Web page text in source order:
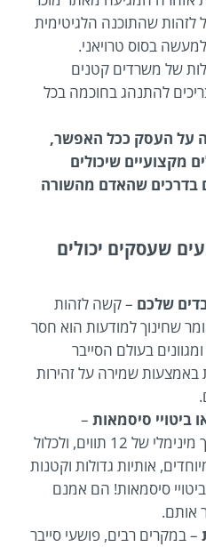
לזהות שהתוכנה הלגיטימית
בסוס טרויאני.
של משרדים קטנים
להתנהג בחוכמה בכל
על העסק ככל האפשר,
מקצועיים שיכולים
בדרכים שהאדם מהשורה
שעסקים יכולים
שלכם – קשה לזהות
שחינוך למודעות הוא חסר
בעולם הסייבר
שמירה על זהירות
ביטויי סיסמאות –
סיסמאות צריכות להיות באורך מינימלי של 12 תווים, ולכלול
אותיות גדולות וקטנות
סיסמאות! הם אמנם
אותם.
– במקרים רבים, פושעי סייבר